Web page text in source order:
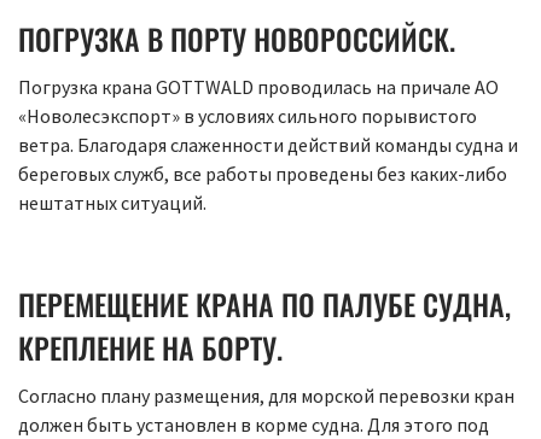
ПОГРУЗКА В ПОРТУ НОВОРОССИЙСК.
Погрузка крана GOTTWALD проводилась на причале АО
«Новолесэкспорт» в условиях сильного порывистого
ветра. Благодаря слаженности действий команды судна и
береговых служб, все работы проведены без каких-либо
нештатных ситуаций.
ПЕРЕМЕЩЕНИЕ КРАНА ПО ПАЛУБЕ СУДНА,
КРЕПЛЕНИЕ НА БОРТУ.
Согласно плану размещения, для морской перевозки кран
должен быть установлен в корме судна. Для этого под